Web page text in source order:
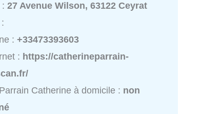
:27 Avenue Wilson, 63122 Ceyrat
:+33473393603
: https://catherineparrain-
Catherine à domicile : non